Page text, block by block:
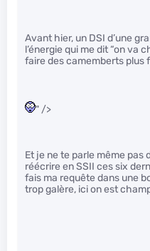
Avant hier, un DSI d’une
l’énergie qui me dit “on va
faire des camemberts plus
" />
Et je ne te parle même pas
réécrire en SSII ces six
fais ma requête dans une
trop galère, ici on est